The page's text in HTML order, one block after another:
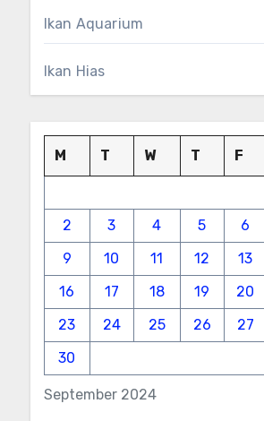
Ikan Aquarium
Ikan Hias
September 2024
M T W T F
2
3 4 5 6
9
10 11 12 13
16
17 18 19 20
23
24 25 26 27
30